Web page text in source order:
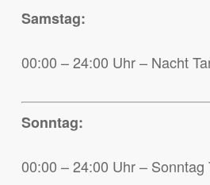
Samstag:
00:00 – 24:00 Uhr – Nacht
Sonntag:
00:00 – 24:00 Uhr – Sonntag